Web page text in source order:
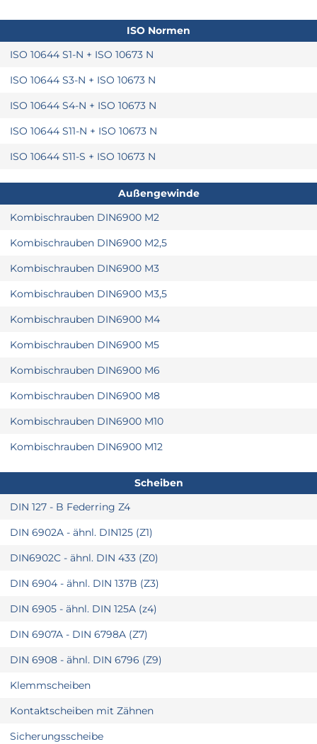
ISO Normen
ISO 10644 S1-N + ISO 10673 N
ISO 10644 S3-N + ISO 10673 N
ISO 10644 S4-N + ISO 10673 N
ISO 10644 S11-N + ISO 10673 N
ISO 10644 S11-S + ISO 10673 N
Außengewinde
Kombischrauben DIN6900 M2
Kombischrauben DIN6900 M2,5
Kombischrauben DIN6900 M3
Kombischrauben DIN6900 M3,5
Kombischrauben DIN6900 M4
Kombischrauben DIN6900 M5
Kombischrauben DIN6900 M6
Kombischrauben DIN6900 M8
Kombischrauben DIN6900 M10
Kombischrauben DIN6900 M12
Scheiben
DIN 127 - B Federring Z4
DIN 6902A - ähnl. DIN125 (Z1)
DIN6902C - ähnl. DIN 433 (Z0)
DIN 6904 - ähnl. DIN 137B (Z3)
DIN 6905 - ähnl. DIN 125A (z4)
DIN 6907A - DIN 6798A (Z7)
DIN 6908 - ähnl. DIN 6796 (Z9)
Klemmscheiben
Kontaktscheiben mit Zähnen
Sicherungsscheibe